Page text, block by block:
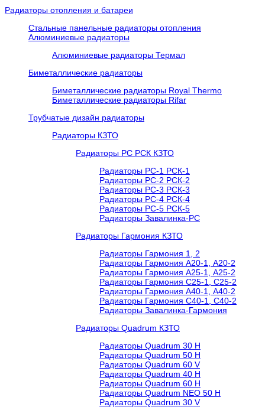
Радиаторы отопления и батареи
Стальные панельные радиаторы отопления
Алюминиевые радиаторы
Алюминиевые радиаторы Термал
Биметаллические радиаторы
Биметаллические радиаторы Royal Thermo
Биметаллические радиаторы Rifar
Трубчатые дизайн радиаторы
Радиаторы КЗТО
Радиаторы РС РСК КЗТО
Радиаторы РС-1 РСК-1
Радиаторы РС-2 РСК-2
Радиаторы РС-3 РСК-3
Радиаторы РС-4 РСК-4
Радиаторы РС-5 РСК-5
Радиаторы Завалинка-РС
Радиаторы Гармония КЗТО
Радиаторы Гармония 1, 2
Радиаторы Гармония А20-1, А20-2
Радиаторы Гармония А25-1, А25-2
Радиаторы Гармония С25-1, С25-2
Радиаторы Гармония А40-1, А40-2
Радиаторы Гармония С40-1, С40-2
Радиаторы Завалинка-Гармония
Радиаторы Quadrum КЗТО
Радиаторы Quadrum 30 H
Радиаторы Quadrum 50 H
Радиаторы Quadrum 60 V
Радиаторы Quadrum 40 H
Радиаторы Quadrum 60 H
Радиаторы Quadrum NEO 50 H
Радиаторы Quadrum 30 V